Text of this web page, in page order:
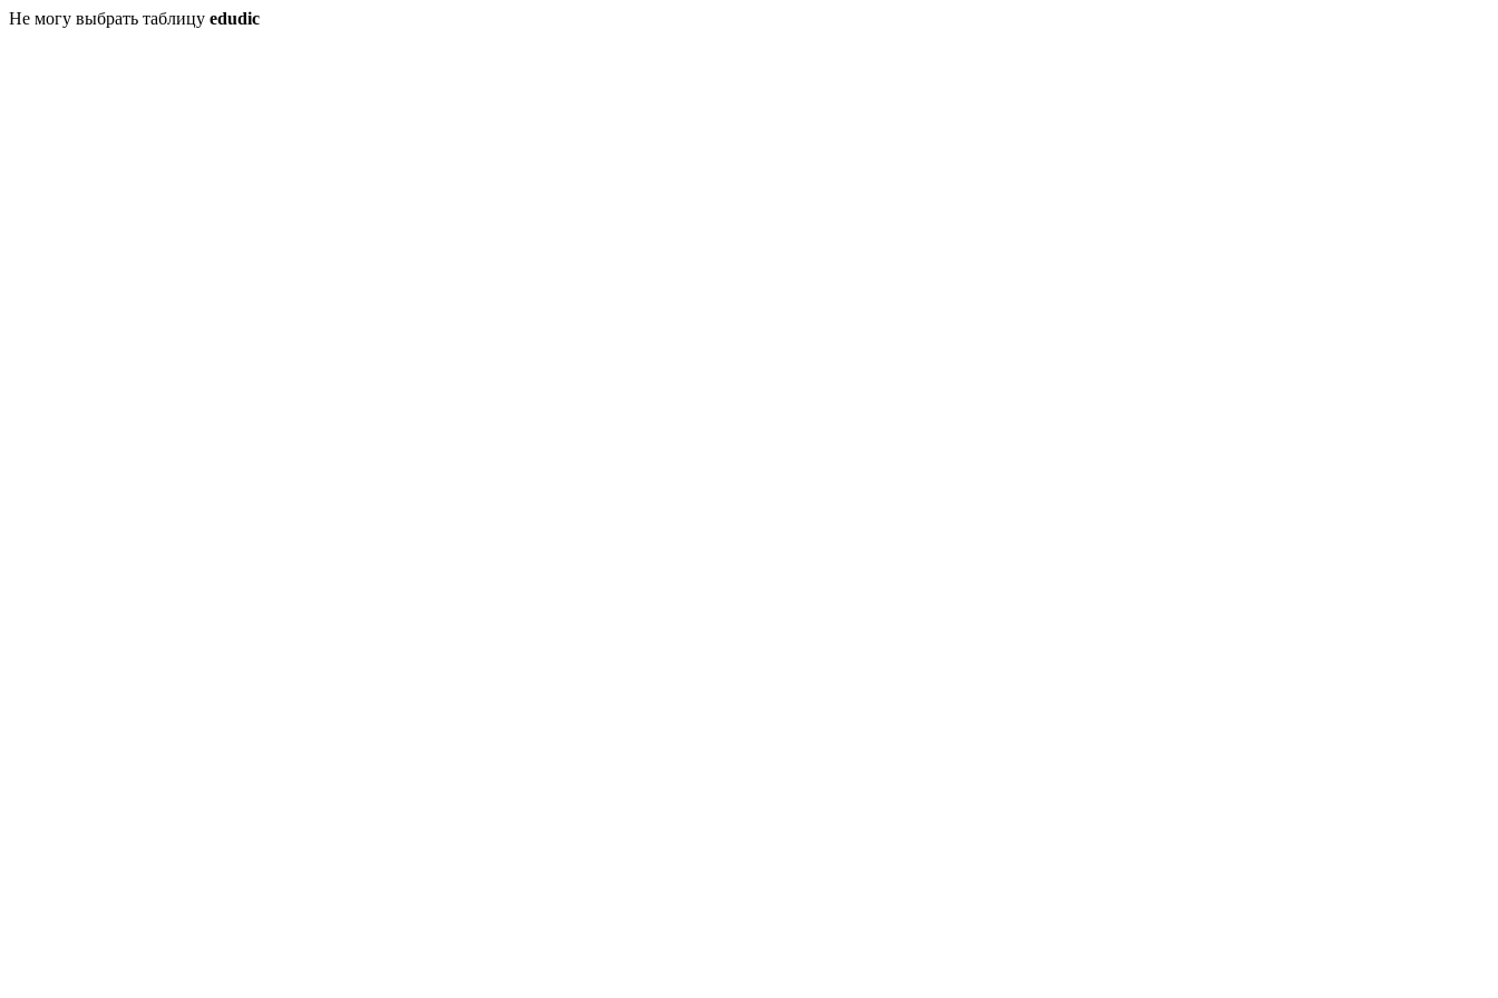
Не могу выбрать таблицу edudic